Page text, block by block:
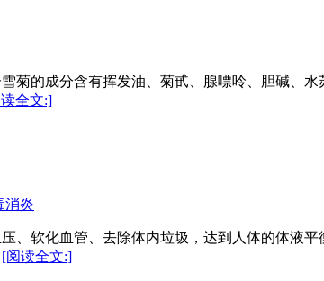
菊的成分含有挥发油、菊甙、腺嘌呤、胆碱、
全文:]
消炎
、软化血管、去除体内垃圾，达到人体的体液
[阅读全文:]